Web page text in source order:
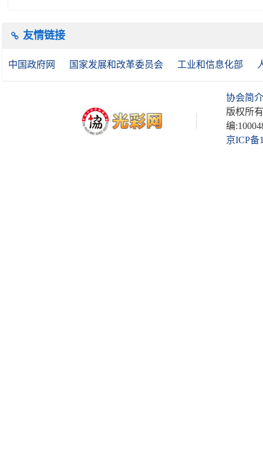
友情链接
中国政府网 国家发展和改革委员会 工业和信息化部
协会简介
版权所
编
京ICP备